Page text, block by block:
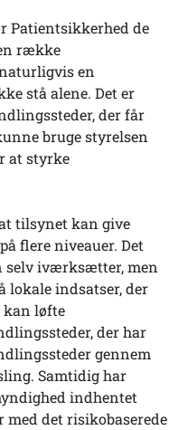
Patientsikkerhed de
række
en
stå alene. Det er
der får
bruge styrelsen
at styrke
tilsynet kan give
flere niveauer. Det
selv iværksætter, men
lokale indsatser, der
kan løfte
der har
gennem
Samtidig har
indhentet
det risikobaserede